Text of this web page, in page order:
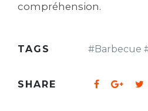
compréhension.
TAGS #Barbecue
SHARE